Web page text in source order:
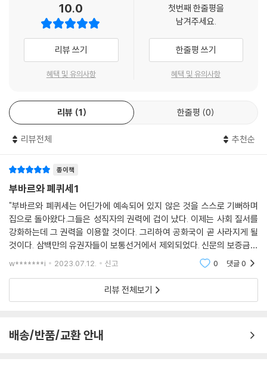
페퀴셰에게는 거의 모든 작품이 소설보다 더 어리석게 생각되었다. 연극에
는 결코 파괴시킬 수 없는 판에 박힌 상투적인 이야기가 존재하기 때문이
다. 루이 11세는 모자 모양의 작은 상 앞에 무릎을 꿇지 않을 수가 없고, 앙
리 4세는 늘 쾌활하며, 메리 스튜어트는 잘 울고, 리슐리외는 잔인하다. 즉
단번에 드러나는 것이다. 그리하여 극작가는 관객을 향상시켜주는 것이 아
니라 오히려 퇴보시키고, 가르치는 것이 아니라 오히려 바보로 만든다.
--- p.201
페퀴셰는 부바르를 설득하려고 종잇조각을 집어 들었다. “구불구불한 선
갈 때마다 더 이상 지평선을 보지 못하지. 그렇지만 선은 다시 위로 올라가
고, 굴곡이 있더라도 결국 정상에 도달하게 되지. 진보라는 것도 이와 같은
것이네.”
--- p.273
처음의 직업인 필경사로 돌아간다는 열린 결말은 삶의 아이러니를 선명하
게 드러낸다.
▷좌충우돌 콤비의 왁자지껄한 소동
기질에도 불구하고 너무나 죽이 잘 맞는 친구 사이다. 뜻하지 않게 유산을
상속받은 그들은 직업인 필경사를 그만두고 샤비뇰이라는 시골로 내려가
진리를 탐구하기로 한다. 그들은 원예, 농업, 화학, 의학, 지질학, 고고학,
역사, 문학, 철학, 종교, 교육 등 온갖 분야의 학문을 두루 접하면서 매번 전
발한다. 해부학을 공부하다가는 시체를 숨겼다는 오해를 받고, 통조림을
만들다가 폭발 사고를 일으키고, 엉터리 처방으로 병을 악화시키는가 하
탐구열은 곧 주위 사람들의 비웃음을 사고 이용당하기에 이르지만, 작가는
자신이 어리석다는 사실조차 모르는 사람들과 달리 어리석음을 인식하고
극복하려 노력하는 이들의 모습에 연민이 담긴 시선을 보낸다. 풍자의 날
10.0
리뷰 쓰기
혜택 및 유의사항
첫번째 한줄평을
남겨주세요.
한줄평 쓰기
혜택 및 유의사항
리뷰 1 한줄평 0
리뷰전체 추천순
종이책
부바르와 폐퀴세1
"부바르와 폐퀴세는 어딘가에 예속되어 있지 않은 것을 스스로 기뻐하며
집으로 돌아왔다.그들은 성직자의 권력에 겁이 났다. 이제는 사회 질서를
강화하는데 그 권력을 이용할 것이다. 그리하여 공화국이 곧 사라지게 될
것이다. 삼백만의 유권자들이 보통선거에서 제외되었다. 신문의 보증금은
올랐고 검열이 되살아났다.사람들은 신문소설을 비난했다. 고전철학은 위
w*******i 2023.07.12. 신고 0 댓글0
리뷰 전체보기
배송/반품/교환 안내